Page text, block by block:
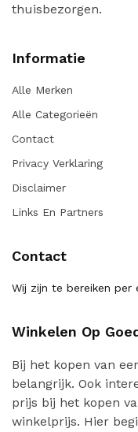
thuisbezorgen.
Informatie
Alle Merken
Alle Categorieën
Contact
Privacy Verklaring
Disclaimer
Links En Partners
Contact
Wij zijn te bereiken per
Winkelen Op
Bij het kopen van
belangrijk. Ook
prijs bij het kopen
winkelprijs. Hier